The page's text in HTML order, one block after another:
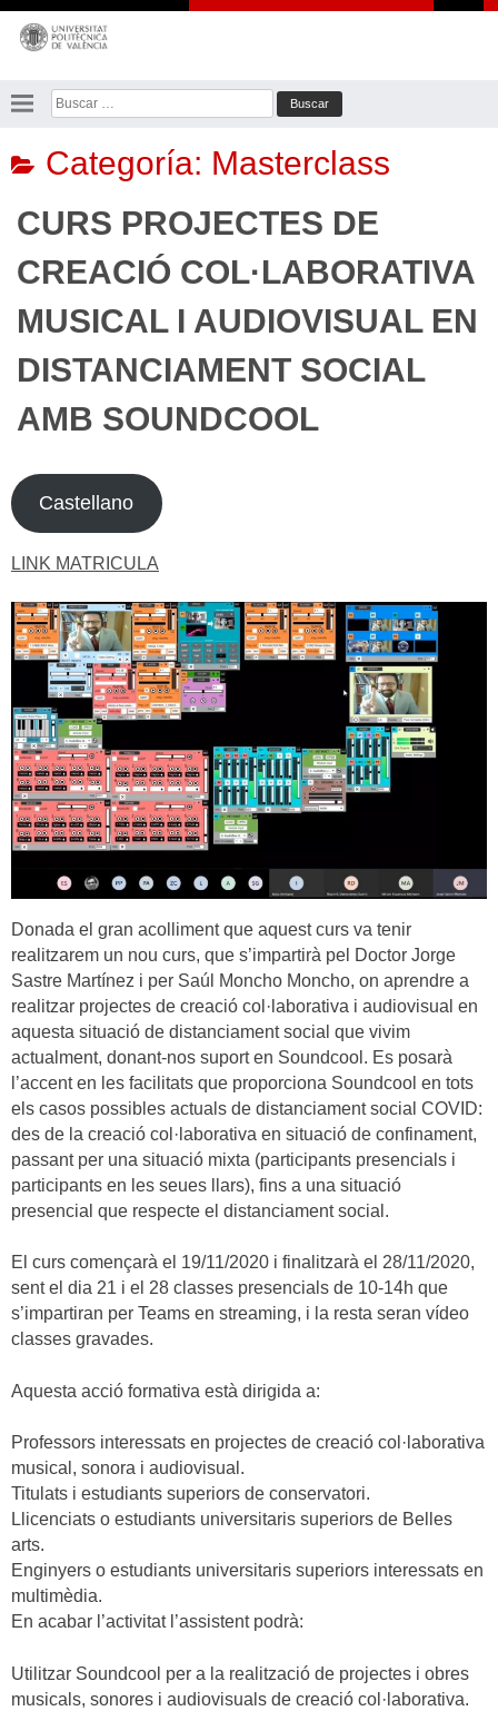
Saltar
contenido
Buscar:
Categoría: Masterclass
CURS PROJECTES DE
CREACIÓ COL·LABORATIVA
MUSICAL I AUDIOVISUAL EN
DISTANCIAMENT SOCIAL
AMB SOUNDCOOL
Castellano
LINK MATRICULA
Donada el gran acolliment que aquest curs va tenir
realitzarem un nou curs, que s’impartirà pel Doctor Jorge
Sastre Martínez i per Saúl Moncho Moncho, on aprendre a
realitzar projectes de creació col·laborativa i audiovisual en
aquesta situació de distanciament social que vivim
actualment, donant-nos suport en Soundcool. Es posarà
l’accent en les facilitats que proporciona Soundcool en tots
els casos possibles actuals de distanciament social COVID:
des de la creació col·laborativa en situació de confinament,
passant per una situació mixta (participants presencials i
participants en les seues llars), fins a una situació
presencial que respecte el distanciament social.
El curs començarà el 19/11/2020 i finalitzarà el 28/11/2020,
sent el dia 21 i el 28 classes presencials de 10-14h que
s’impartiran per Teams en streaming, i la resta seran vídeo
classes gravades.
Aquesta acció formativa està dirigida a:
Professors interessats en projectes de creació col·laborativa
musical, sonora i audiovisual.
Titulats i estudiants superiors de conservatori.
Llicenciats o estudiants universitaris superiors de Belles
arts.
Enginyers o estudiants universitaris superiors interessats en
multimèdia.
En acabar l’activitat l’assistent podrà:
Utilitzar Soundcool per a la realització de projectes i obres
musicals, sonores i audiovisuals de creació col·laborativa.